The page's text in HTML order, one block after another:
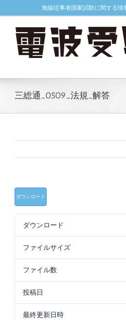
to
無線従事者国家試験に関する情
三総通_0509_法規_解答
ダウンロード
ダウンロード
ファイルサイズ
ファイル数
投稿日
最終更新日時